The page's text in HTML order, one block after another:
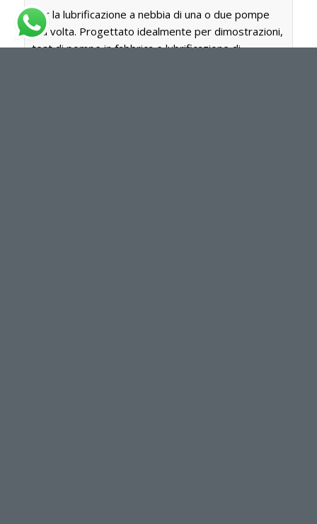
Per la lubrificazione a nebbia di una o due pompe
alla volta. Progettato idealmente per dimostrazioni,
test di pompe in fabbrica e lubrificazione di